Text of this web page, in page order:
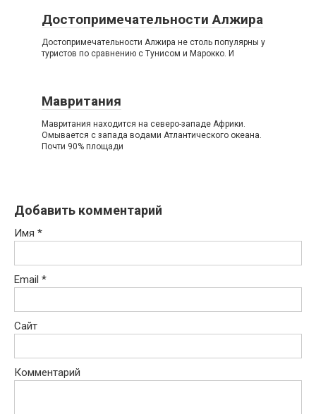
Достопримечательности Алжира
Достопримечательности Алжира не столь популярны у
туристов по сравнению с Тунисом и Марокко. И
Мавритания
Мавритания находится на северо-западе Африки.
Омывается с запада водами Атлантического океана.
Почти 90% площади
Добавить комментарий
Имя *
Email *
Сайт
Комментарий